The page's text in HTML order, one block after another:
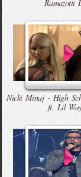
Ramazotti
Nicki Minaj - High
ft. Lil